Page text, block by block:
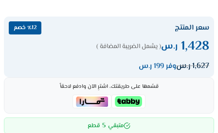
سعر المنتج ٪12 خصم
1,428 ر.س( يشمل الضريبة المضافة )
1,627ر.سوفر 199 ر.س
قسّمها على طريقتك، اشترِ الآن وادفع لاحقاً
متبقي 5 قطع